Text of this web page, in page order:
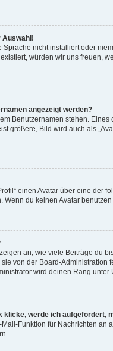
Auswahl!
nicht installiert oder
würden wir uns freuen,
angezeigt werden?
Benutzernamen stehen.
größere, Bild wird auch als
einen Avatar über eine der
du keinen Avatar
an, wie viele Beiträge du
von der Board-
wird deinen Rang unter
klicke, werde ich aufgefordert,
Funktion für Nachrichten